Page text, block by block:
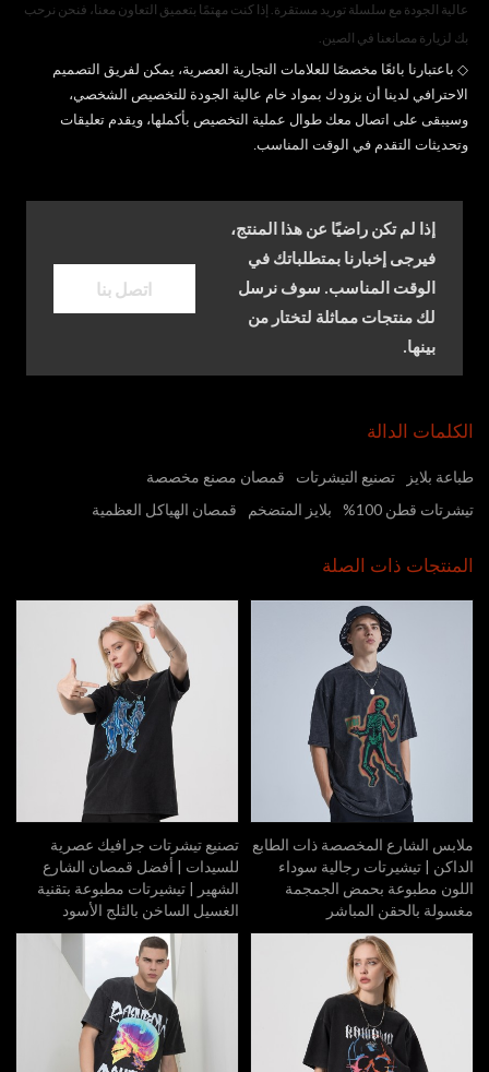
عالية الجودة مع سلسلة توريد مستقرة. إذا كنت مهتمًا بتعميق التعاون معنا، فنحن نرحب
بك لزيارة مصانعنا في الصين.
◇ باعتبارنا بائعًا مخصصًا للعلامات التجارية العصرية، يمكن لفريق التصميم
الاحترافي لدينا أن يزودك بمواد خام عالية الجودة للتخصيص الشخصي،
وسيبقى على اتصال معك طوال عملية التخصيص بأكملها، ويقدم تعليقات
وتحديثات التقدم في الوقت المناسب.
إذا لم تكن راضيًا عن هذا المنتج،
فيرجى إخبارنا بمتطلباتك في
الوقت المناسب. سوف نرسل
لك منتجات مماثلة لتختار من
بينها.
اتصل بنا
الكلمات الدالة
طباعة بلايز تصنيع التيشرتات
قمصان مصنع مخصصة
تيشرتات قطن 100%
بلايز المتضخم قمصان الهياكل العظمية
المنتجات ذات الصلة
ملابس الشارع المخصصة ذات الطابع
الداكن | تيشيرتات رجالية سوداء
اللون مطبوعة بحمض الجمجمة
مغسولة بالحقن المباشر
تصنيع تيشرتات جرافيك عصرية
للسيدات | أفضل قمصان الشارع
الشهير | تيشيرتات مطبوعة بتقنية
الغسيل الساخن بالثلج الأسود